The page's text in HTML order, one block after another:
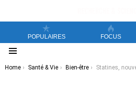
POPULAIRES FOCUS
You are here:
Home Santé & Vie Bien-être Statines, nouvelles molécules et révolution du cholestérol : la France entre dans une nouvelle